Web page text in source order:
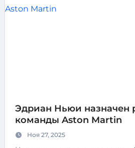
Эдриан Ньюи назначен
команды Aston Martin
Ноя 27, 2025